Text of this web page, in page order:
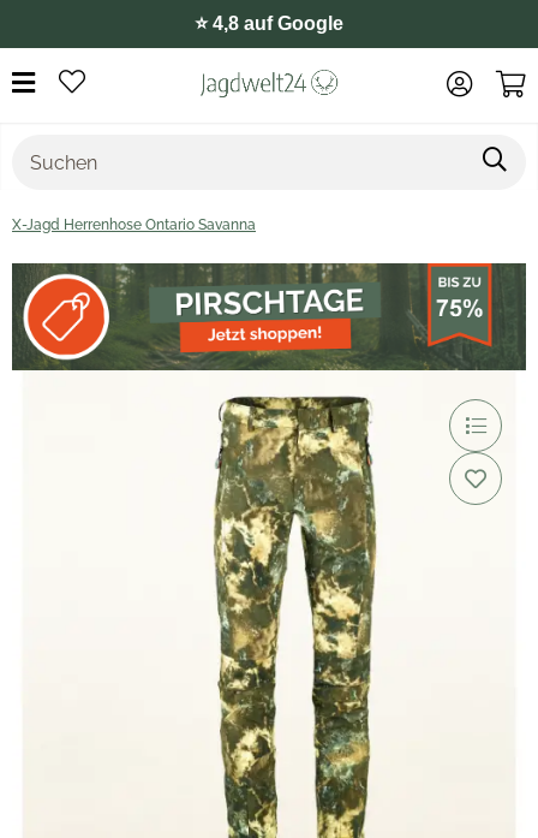
⭐️ 4,8 auf Google
X-Jagd Herrenhose Ontario Savanna